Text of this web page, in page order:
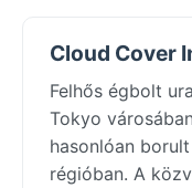
Cloud Cover
Felhős égbolt
Tokyo
hasonlóan
régióban. A